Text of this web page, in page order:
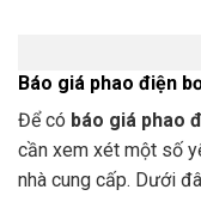
Báo giá phao điện
Để có báo giá phao
cần xem xét một số
nhà cung cấp. Dưới